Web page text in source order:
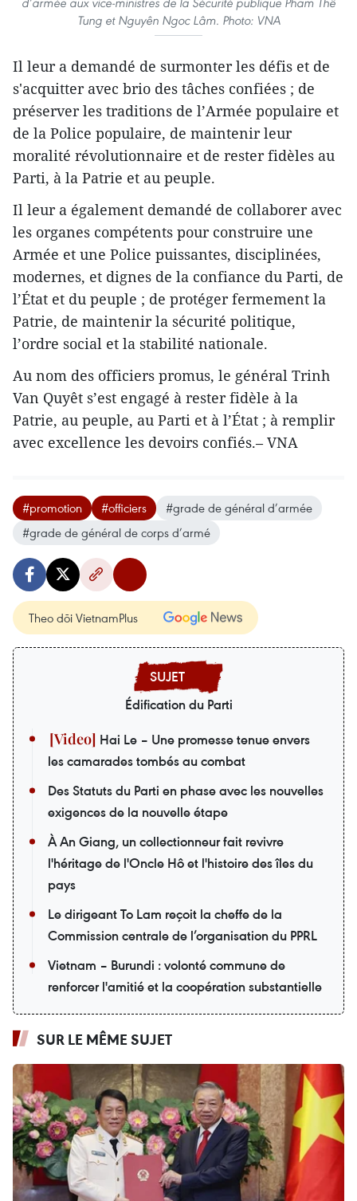
Tung et Nguyên Ngoc Lâm. Photo: VNA
Il leur a demandé de surmonter les défis et de
s'acquitter avec brio des tâches confiées ; de
préserver les traditions de l’Armée populaire et
de la Police populaire, de maintenir leur
moralité révolutionnaire et de rester fidèles au
Parti, à la Patrie et au peuple.
Il leur a également demandé de collaborer avec
les organes compétents pour construire une
Armée et une Police puissantes, disciplinées,
modernes, et dignes de la confiance du Parti, de
l’État et du peuple ; de protéger fermement la
Patrie, de maintenir la sécurité politique,
l’ordre social et la stabilité nationale.
Au nom des officiers promus, le général Trinh
Van Quyêt s’est engagé à rester fidèle à la
Patrie, au peuple, au Parti et à l’État ; à remplir
avec excellence les devoirs confiés.– VNA
#promotion #officiers
#grade de général d’armée
#grade de général de corps d’armé
Theo dõi VietnamPlus
Édification du Parti
Hai Le – Une promesse tenue envers
les camarades tombés au combat
Des Statuts du Parti en phase avec les nouvelles
exigences de la nouvelle étape
À An Giang, un collectionneur fait revivre
l'héritage de l'Oncle Hô et l'histoire des îles du
pays
Le dirigeant To Lam reçoit la cheffe de la
Commission centrale de l’organisation du PPRL
Vietnam – Burundi : volonté commune de
renforcer l'amitié et la coopération substantielle
SUR LE MÊME SUJET